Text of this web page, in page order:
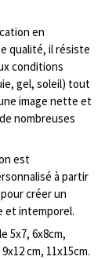
en
qualité, il résiste
conditions
gel, soleil) tout
image nette et
nombreuses
est
à partir
créer un
et intemporel.
5x7, 6x8cm,
cm, 11x15cm.